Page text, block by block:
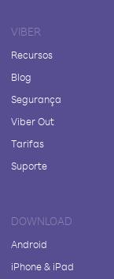
VIBER
Recursos
Blog
Segurança
Viber Out
Tarifas
Suporte
DOWNLOAD
Android
iPhone & iPad